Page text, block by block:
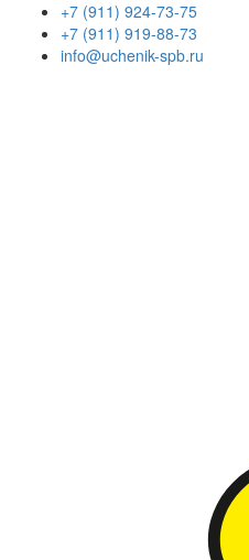
+7 (911) 924-73-75
+7 (911) 919-88-73
info@uchenik-spb.ru